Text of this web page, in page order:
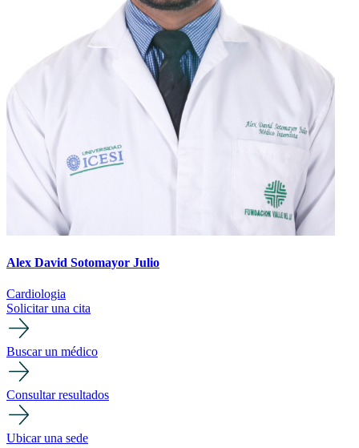
Alex David Sotomayor Julio
Cardiologia
Solicitar una cita
Buscar un médico
Consultar resultados
Ubicar una sede